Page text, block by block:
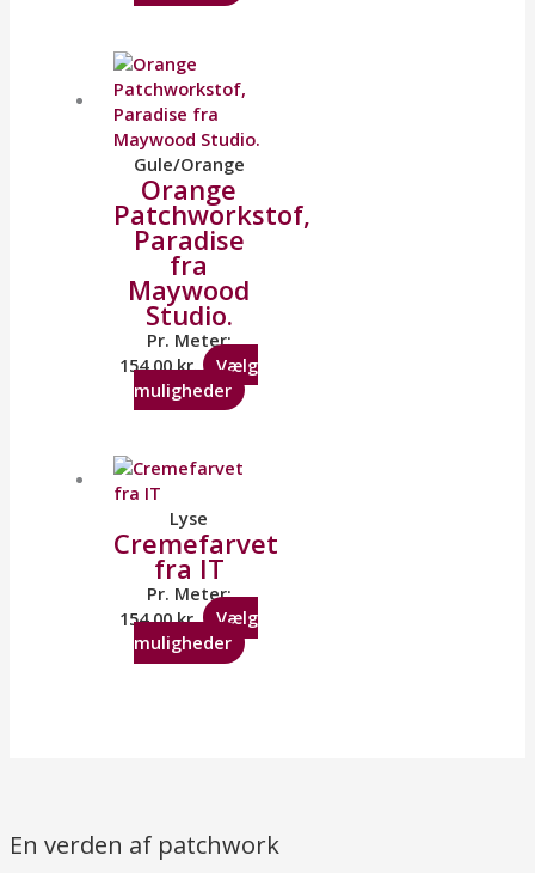
Gule/Orange
Orange
Patchworkstof,
Paradise
fra
Maywood
Studio.
Pr. Meter:
154,00kr.
Vælg
muligheder
Lyse
Cremefarvet
fra IT
Pr. Meter:
154,00kr.
Vælg
muligheder
En verden af patchwork